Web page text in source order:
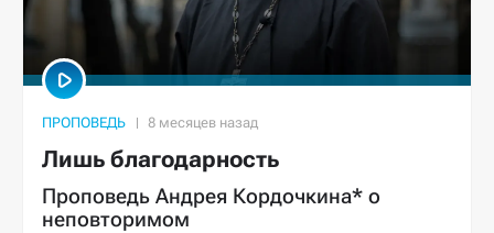
ПРОПОВЕДЬ
Лишь благодарность
Проповедь Андрея Кордочкина* о
неповторимом